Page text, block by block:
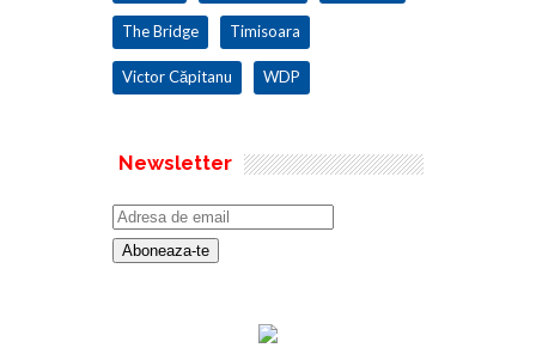
The Bridge Timisoara
Victor Căpitanu WDP
Newsletter